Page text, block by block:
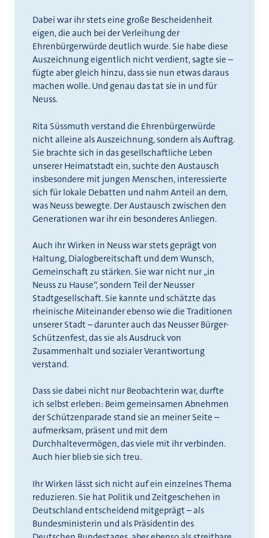
Dabei war ihr stets eine große Bescheidenheit
eigen, die auch bei der Verleihung der
Ehrenbürgerwürde deutlich wurde. Sie habe diese
Auszeichnung eigentlich nicht verdient, sagte sie –
fügte aber gleich hinzu, dass sie nun etwas daraus
machen wolle. Und genau das tat sie in und für
Neuss.
Rita Süssmuth verstand die Ehrenbürgerwürde
nicht alleine als Auszeichnung, sondern als Auftrag.
Sie brachte sich in das gesellschaftliche Leben
unserer Heimatstadt ein, suchte den Austausch
insbesondere mit jungen Menschen, interessierte
sich für lokale Debatten und nahm Anteil an dem,
was Neuss bewegte. Der Austausch zwischen den
Generationen war ihr ein besonderes Anliegen.
Auch ihr Wirken in Neuss war stets geprägt von
Haltung, Dialogbereitschaft und dem Wunsch,
Gemeinschaft zu stärken. Sie war nicht nur „in
Neuss zu Hause“, sondern Teil der Neusser
Stadtgesellschaft. Sie kannte und schätzte das
rheinische Miteinander ebenso wie die Traditionen
unserer Stadt – darunter auch das Neusser Bürger-
Schützenfest, das sie als Ausdruck von
Zusammenhalt und sozialer Verantwortung
verstand.
Dass sie dabei nicht nur Beobachterin war, durfte
ich selbst erleben: Beim gemeinsamen Abnehmen
der Schützenparade stand sie an meiner Seite –
aufmerksam, präsent und mit dem
Durchhaltevermögen, das viele mit ihr verbinden.
Auch hier blieb sie sich treu.
Ihr Wirken lässt sich nicht auf ein einzelnes Thema
reduzieren. Sie hat Politik und Zeitgeschehen in
Deutschland entscheidend mitgeprägt – als
Bundesministerin und als Präsidentin des